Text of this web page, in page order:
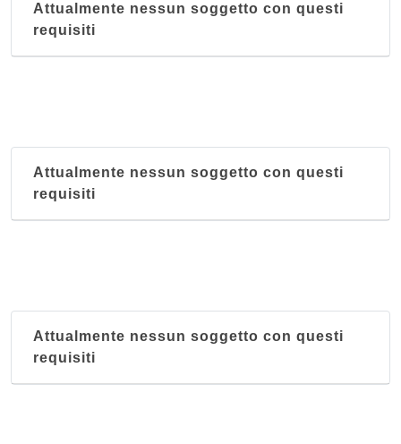
Attualmente nessun soggetto con questi
requisiti
Attualmente nessun soggetto con questi
requisiti
Attualmente nessun soggetto con questi
requisiti